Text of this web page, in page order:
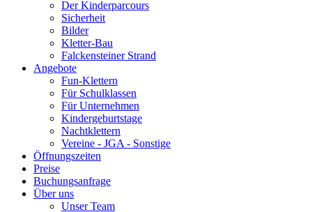
Der Kinderparcours
Sicherheit
Bilder
Kletter-Bau
Falckensteiner Strand
Angebote
Fun-Klettern
Für Schulklassen
Für Unternehmen
Kindergeburtstage
Nachtklettern
Vereine - JGA - Sonstige
Öffnungszeiten
Preise
Buchungsanfrage
Über uns
Unser Team